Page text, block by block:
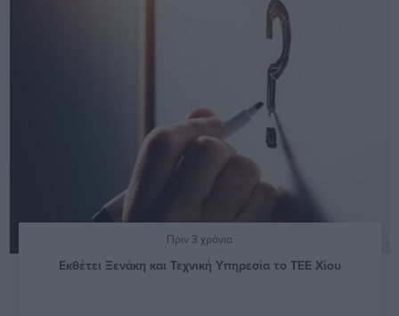
Πριν 3 χρόνια
Εκθέτει Ξενάκη και Τεχνική Υπηρεσία το ΤΕΕ Χίου